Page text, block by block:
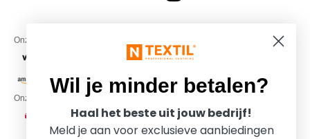
Onze financiële partners
Onze transporteurs
Wil je minder betalen?
Haal het beste uit jouw bedrijf!
Meld je aan voor exclusieve aanbiedingen